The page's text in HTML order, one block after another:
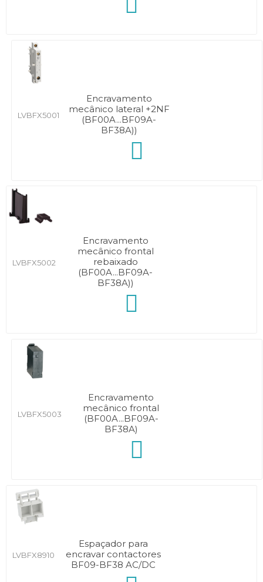
LVBFX5001
Encravamento
mecânico lateral +2NF
(BF00A...BF09A-
BF38A))
LVBFX5002
Encravamento
mecânico frontal
rebaixado
(BF00A...BF09A-
BF38A))
LVBFX5003
Encravamento
mecânico frontal
(BF00A...BF09A-
BF38A)
LVBFX8910
Espaçador para
encravar contactores
BF09-BF38 AC/DC